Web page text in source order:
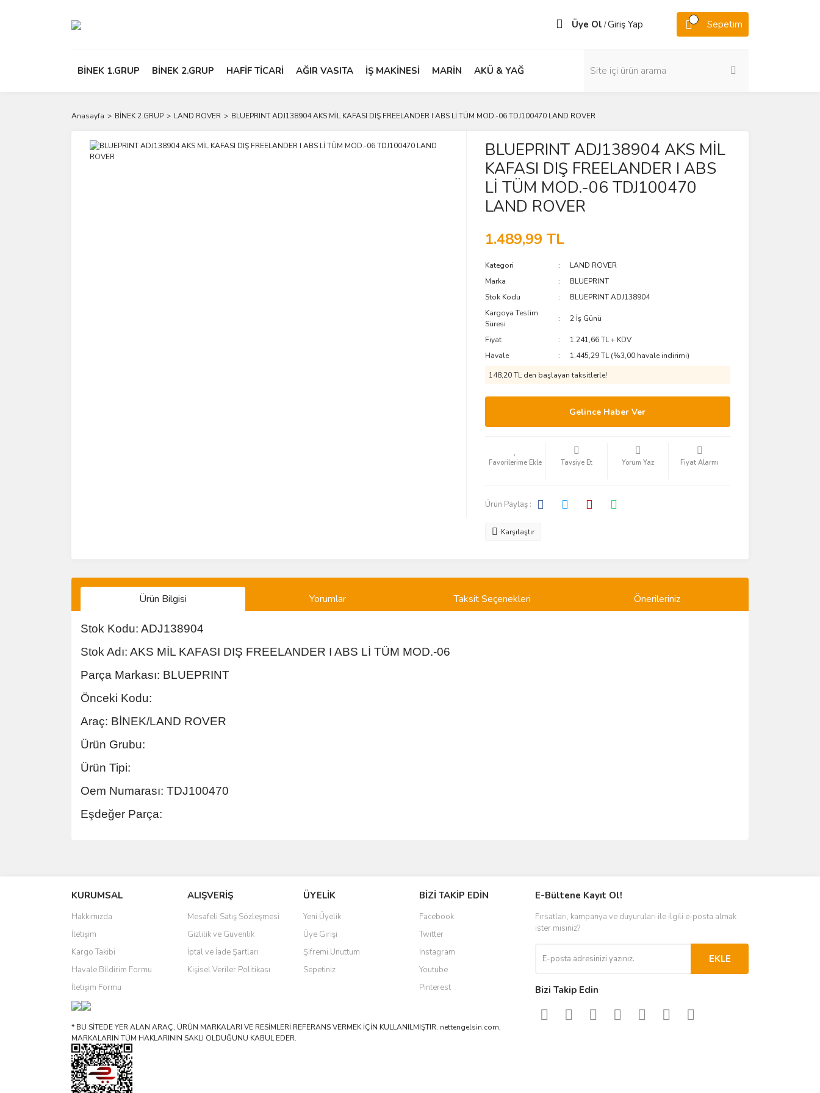
Üye Ol /Giriş Yap Sepetim
BİNEK 1.GRUP BİNEK 2.GRUP HAFİF TİCARİ AĞIR VASITA İŞ MAKİNESİ MARİN AKÜ & YAĞ
Anasayfa BİNEK 2.GRUP LAND ROVER BLUEPRINT ADJ138904 AKS MİL KAFASI DIŞ FREELANDER I ABS Lİ TÜM MOD.-06 TDJ100470 LAND ROVER
BLUEPRINT ADJ138904 AKS MİL
KAFASI DIŞ FREELANDER I ABS
Lİ TÜM MOD.-06 TDJ100470
LAND ROVER
1.489,99 TL
Kategori
LAND ROVER
Marka
BLUEPRINT
Stok Kodu
BLUEPRINT ADJ138904
Kargoya Teslim
Süresi
2 İş Günü
Fiyat
1.241,66 TL + KDV
Havale
1.445,29 TL (%3,00 havale indirimi)
148,20 TL den başlayan taksitlerle!
Gelince Haber Ver
Tavsiye Et Yorum Yaz Fiyat Alarmı
Ürün Paylaş :
Karşılaştır
Ürün Bilgisi Yorumlar Taksit Seçenekleri Önerileriniz
Stok Kodu: ADJ138904
Stok Adı: AKS MİL KAFASI DIŞ FREELANDER I ABS Lİ TÜM MOD.-06
Parça Markası: BLUEPRINT
Önceki Kodu:
Araç: BİNEK/LAND ROVER
Ürün Grubu:
Ürün Tipi:
Oem Numarası: TDJ100470
Eşdeğer Parça:
Ürün resmi kalitesiz, bozuk veya görüntülenemiyor.
Ürün açıklamasında eksik bilgiler bulunuyor.
Ürün bilgilerinde hatalar bulunuyor.
Ürün fiyatı diğer sitelerden daha pahalı.
Bu ürüne benzer farklı alternatifler olmalı.
KURUMSAL
Hakkımızda
İletişim
Kargo Takibi
Havale Bildirim Formu
İletişim Formu
ALIŞVERİŞ
Mesafeli Satış Sözleşmesi
Gizlilik ve Güvenlik
İptal ve İade Şartları
Kişisel Veriler Politikası
ÜYELİK
Yeni Üyelik
Üye Girişi
Şifremi Unuttum
Sepetiniz
BİZİ TAKİP EDİN
Facebook
Twitter
Instagram
Youtube
Pinterest
* BU SİTEDE YER ALAN ARAÇ, ÜRÜN MARKALARI VE RESİMLERİ REFERANS VERMEK İÇİN KULLANILMIŞTIR. nettengelsin.com,
MARKALARIN TÜM HAKLARININ SAKLI OLDUĞUNU KABUL EDER.
E-Bültene Kayıt Ol!
Fırsatları, kampanya ve duyuruları ile ilgili e-posta almak
ister misiniz?
EKLE
Bizi Takip Edin